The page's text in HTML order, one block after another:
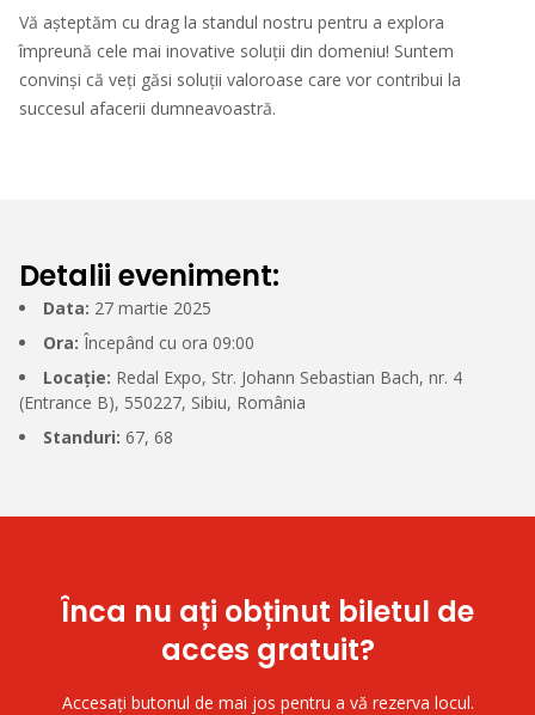
Vă așteptăm cu drag la standul nostru pentru a explora
împreună cele mai inovative soluții din domeniu! Suntem
convinși că veți găsi soluții valoroase care vor contribui la
succesul afacerii dumneavoastră.
Detalii eveniment:
Data: 27 martie 2025
Ora: Începând cu ora 09:00
Locație: Redal Expo, Str. Johann Sebastian Bach, nr. 4
(Entrance B), 550227, Sibiu, România
Standuri: 67, 68
Înca nu ați obținut biletul de
acces gratuit?
Accesați butonul de mai jos pentru a vă rezerva locul.